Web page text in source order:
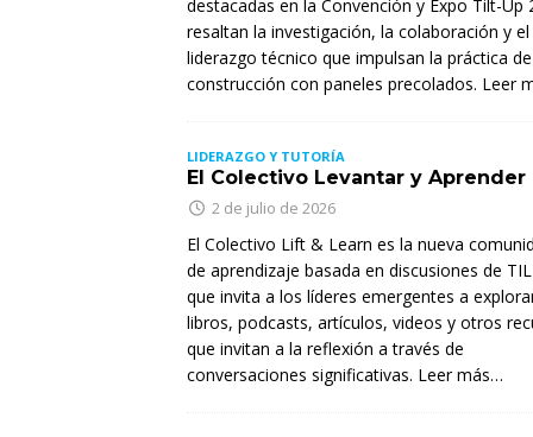
destacadas en la Convención y Expo Tilt-Up
resaltan la investigación, la colaboración y el
liderazgo técnico que impulsan la práctica
construcción con paneles precolados. Leer
LIDERAZGO Y TUTORÍA
El Colectivo Levantar y Aprender
2 de julio de 2026
El Colectivo Lift & Learn es la nueva
de aprendizaje basada en discusiones de
que invita a los líderes emergentes a
libros, podcasts, artículos, videos y otros
que invitan a la reflexión a través de
conversaciones significativas. Leer más…